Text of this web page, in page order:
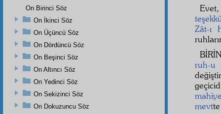
Zât-ı
ruh-u
mevt
On Birinci Söz
On İkinci Söz
On Üçüncü Söz
On Dördüncü Söz
On Beşinci Söz
On Altıncı Söz
On Yedinci Söz
On Sekizinci Söz
On Dokuzuncu Söz